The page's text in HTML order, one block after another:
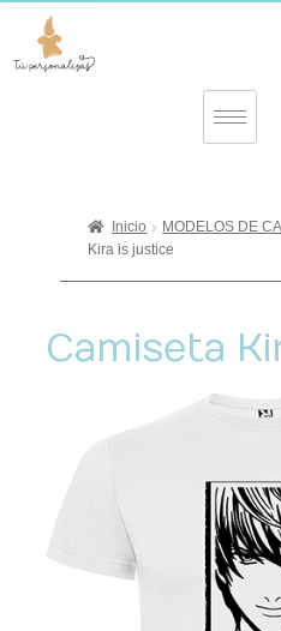
Inicio MODELOS DE
Kira is justice
Camiseta